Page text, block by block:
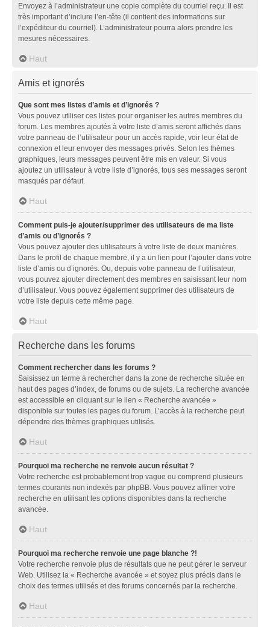
Envoyez à l’administrateur une copie complète du courriel reçu. Il est
très important d’inclure l’en-tête (il contient des informations sur
l’expéditeur du courriel). L’administrateur pourra alors prendre les
mesures nécessaires.
Haut
Amis et ignorés
Que sont mes listes d’amis et d’ignorés ?
Vous pouvez utiliser ces listes pour organiser les autres membres du
forum. Les membres ajoutés à votre liste d’amis seront affichés dans
votre panneau de l’utilisateur pour un accès rapide, voir leur état de
connexion et leur envoyer des messages privés. Selon les thèmes
graphiques, leurs messages peuvent être mis en valeur. Si vous
ajoutez un utilisateur à votre liste d’ignorés, tous ses messages seront
masqués par défaut.
Haut
Comment puis-je ajouter/supprimer des utilisateurs de ma liste
d’amis ou d’ignorés ?
Vous pouvez ajouter des utilisateurs à votre liste de deux manières.
Dans le profil de chaque membre, il y a un lien pour l’ajouter dans votre
liste d’amis ou d’ignorés. Ou, depuis votre panneau de l’utilisateur,
vous pouvez ajouter directement des membres en saisissant leur nom
d’utilisateur. Vous pouvez également supprimer des utilisateurs de
votre liste depuis cette même page.
Haut
Recherche dans les forums
Comment rechercher dans les forums ?
Saisissez un terme à rechercher dans la zone de recherche située en
haut des pages d’index, de forums ou de sujets. La recherche avancée
est accessible en cliquant sur le lien « Recherche avancée »
disponible sur toutes les pages du forum. L’accès à la recherche peut
dépendre des thèmes graphiques utilisés.
Haut
Pourquoi ma recherche ne renvoie aucun résultat ?
Votre recherche est probablement trop vague ou comprend plusieurs
termes courants non indexés par phpBB. Vous pouvez affiner votre
recherche en utilisant les options disponibles dans la recherche
avancée.
Haut
Pourquoi ma recherche renvoie une page blanche ?!
Votre recherche renvoie plus de résultats que ne peut gérer le serveur
Web. Utilisez la « Recherche avancée » et soyez plus précis dans le
choix des termes utilisés et des forums concernés par la recherche.
Haut